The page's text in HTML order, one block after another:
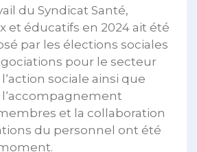
du Syndicat Santé,
et éducatifs en 2024 ait été
par les élections sociales
pour le secteur
sociale ainsi que
l‘accompagnement
et la collaboration
du personnel ont été